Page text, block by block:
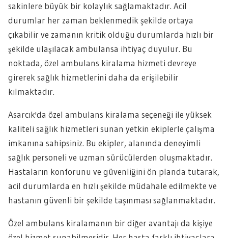
sakinlere büyük bir kolaylık sağlamaktadır. Acil
durumlar her zaman beklenmedik şekilde ortaya
çıkabilir ve zamanın kritik olduğu durumlarda hızlı bir
şekilde ulaşılacak ambulansa ihtiyaç duyulur. Bu
noktada, özel ambulans kiralama hizmeti devreye
girerek sağlık hizmetlerini daha da erişilebilir
kılmaktadır.
Asarcık'da özel ambulans kiralama seçeneği ile yüksek
kaliteli sağlık hizmetleri sunan yetkin ekiplerle çalışma
imkanına sahipsiniz. Bu ekipler, alanında deneyimli
sağlık personeli ve uzman sürücülerden oluşmaktadır.
Hastaların konforunu ve güvenliğini ön planda tutarak,
acil durumlarda en hızlı şekilde müdahale edilmekte ve
hastanın güvenli bir şekilde taşınması sağlanmaktadır.
Özel ambulans kiralamanın bir diğer avantajı da kişiye